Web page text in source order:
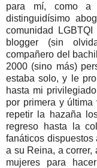
para mí, como
distinguidísimo
comunidad
blogger (sin
compañero del
2000 (sino más)
estaba solo, y le
hasta mi
por primera y
repetir la hazaña
regreso hasta la
fanáticos
a su Reina, a correr,
mujeres para